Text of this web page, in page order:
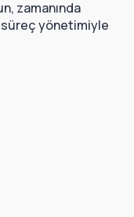
zamanında
yönetimiyle